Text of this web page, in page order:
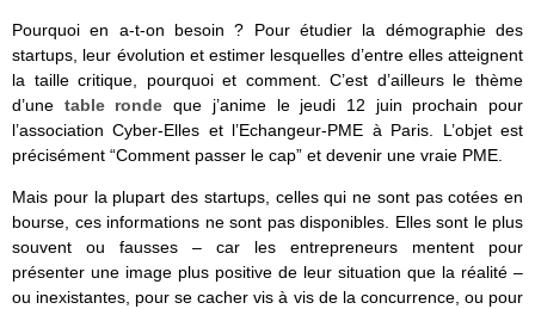
Pourquoi en a-t-on besoin ? Pour étudier la démographie des
startups, leur évolution et estimer lesquelles d’entre elles atteignent
la taille critique, pourquoi et comment. C’est d’ailleurs le thème
d’une table ronde que j’anime le jeudi 12 juin prochain pour
l’association Cyber-Elles et l’Echangeur-PME à Paris. L’objet est
précisément “Comment passer le cap” et devenir une vraie PME.
Mais pour la plupart des startups, celles qui ne sont pas cotées en
bourse, ces informations ne sont pas disponibles. Elles sont le plus
souvent ou fausses – car les entrepreneurs mentent pour
présenter une image plus positive de leur situation que la réalité –
ou inexistantes, pour se cacher vis à vis de la concurrence, ou pour